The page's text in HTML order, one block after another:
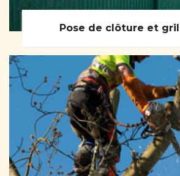
Pose de clôture et